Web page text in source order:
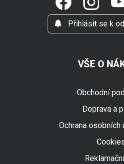
Přihlásit se k
VŠE O
Obchodní
Doprava a
Ochrana osobních